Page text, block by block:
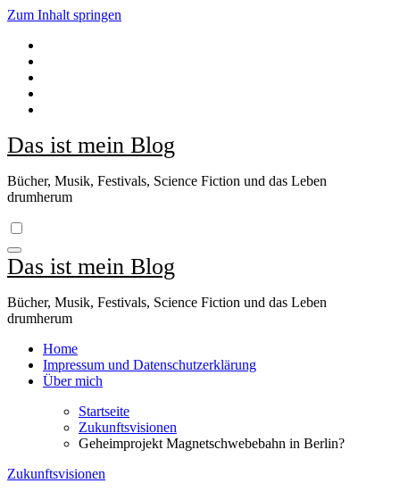
Zum Inhalt springen
Das ist mein Blog
Bücher, Musik, Festivals, Science Fiction und das Leben
drumherum
Das ist mein Blog
Bücher, Musik, Festivals, Science Fiction und das Leben
drumherum
Home
Impressum und Datenschutzerklärung
Über mich
Startseite
Zukunftsvisionen
Geheimprojekt Magnetschwebebahn in Berlin?
Zukunftsvisionen